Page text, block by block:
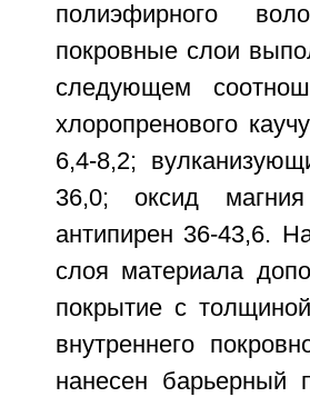
полиэфирного
покровные слои
следующем
хлоропренового
6,4-8,2;
36,0; оксид
антипирен 36-43,6.
слоя материала
покрытие с
внутреннего
нанесен барьерный